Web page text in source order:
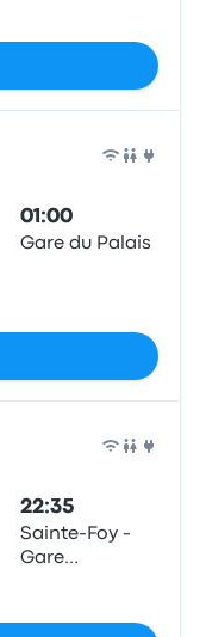
01:00
Gare du Palais
22:35
Sainte-Foy -
Gare